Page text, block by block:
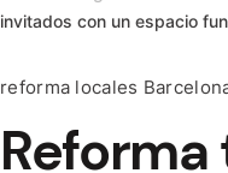
invitados con un espacio
reforma locales